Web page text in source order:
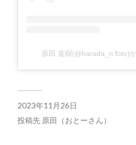
原田 直樹(@harada_n.foto)
2023年11月26日
投稿先 原田（おとーさん）